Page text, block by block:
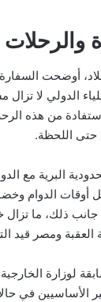
والرحلات
أوضحت
الدولي لا
من هذه
حتى اللحظة.
البرية مع
أوقات الدوام
ذلك، ما تزال
العقبة ومصر قيد
لوزارة الخارجية
الأساسيين في